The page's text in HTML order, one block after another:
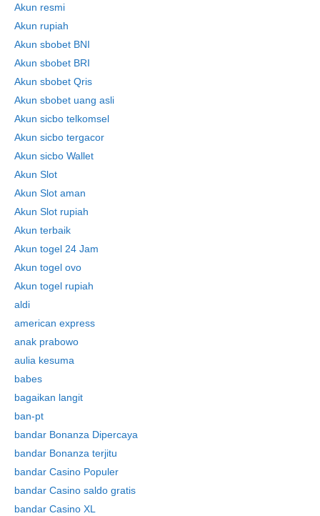
Akun resmi
Akun rupiah
Akun sbobet BNI
Akun sbobet BRI
Akun sbobet Qris
Akun sbobet uang asli
Akun sicbo telkomsel
Akun sicbo tergacor
Akun sicbo Wallet
Akun Slot
Akun Slot aman
Akun Slot rupiah
Akun terbaik
Akun togel 24 Jam
Akun togel ovo
Akun togel rupiah
aldi
american express
anak prabowo
aulia kesuma
babes
bagaikan langit
ban-pt
bandar Bonanza Dipercaya
bandar Bonanza terjitu
bandar Casino Populer
bandar Casino saldo gratis
bandar Casino XL